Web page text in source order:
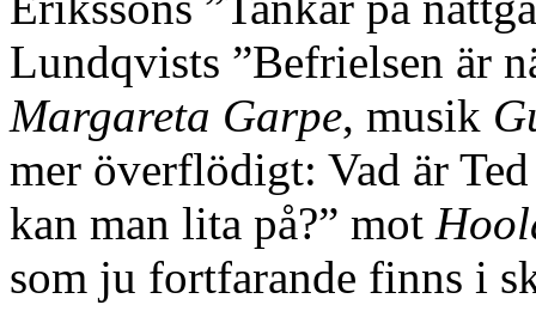
Lundqvists ”Befrielsen är
Margareta Garpe, musik
mer överflödigt: Vad är
kan man lita på?” mot
som ju fortfarande finns i